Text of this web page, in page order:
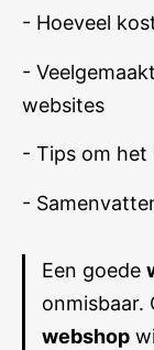
- Hoeveel
-
websites
- Tips om het
-
Een goede
onmisbaar.
webshop